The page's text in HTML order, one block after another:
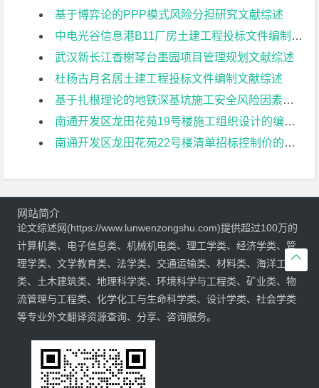
基于博弈论的PPP模式风险分担研究文献综述
中电光谷信息港B11厂房土建工程投标文件编制文献综述
武汉新长江香榭琴台墨园项目管理规划文献综述
杜杨古月名居土建工程投标文件编制文献综述
基于扎根理论的地铁深基坑施工安全风险因素识别研究文献综述
南通开发区龙田花苑19号楼施工组织设计的编制文献综述
南通开发区龙田花苑22号楼清单招标控制价的编制文献综述

网站简介
论文综述网(https://www.lunwenzongshu.com)提供超过100万的
计算机类、电子信息类、机械机电类、理工学类、经济学类、管
理学类、文学教育类、法学类、交通运输类、材料类、海洋工程
类、土木建筑类、地理科学类、环境科学与工程类、矿业类、物
流管理与工程类、化学化工与生命科学类、设计学类、社会学类
等专业外文翻译资源查询、分享、咨询服务。